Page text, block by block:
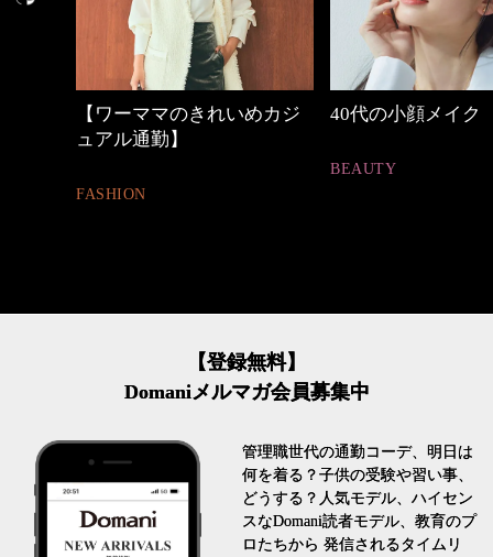
【ワーママのきれいめカジ
ュアル通勤】
FASHION
40代の小顔メイク
BEAUTY
【登録無料】
Domaniメルマガ会員募集中
管理職世代の通勤コーデ、明日は
何を着る？子供の受験や習い事、
どうする？人気モデル、ハイセン
スなDomani読者モデル、教育のプ
ロたちから 発信されるタイムリ